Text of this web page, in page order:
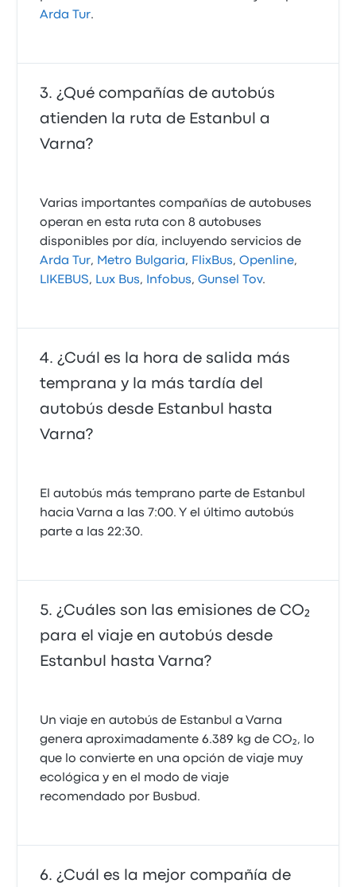
Arda Tur.
¿Qué compañías de autobús
atienden la ruta de Estanbul a
Varna?
Varias importantes compañías de autobuses
operan en esta ruta con 8 autobuses
disponibles por día, incluyendo servicios de
Arda Tur, Metro Bulgaria, FlixBus,Openline,
LIKEBUS, Lux Bus, Infobus,Gunsel Tov.
¿Cuál es la hora de salida más
temprana y la más tardía del
autobús desde Estanbul hasta
Varna?
El autobús más temprano parte de Estanbul
hacia Varna a las 7:00. Y el último autobús
parte a las 22:30.
¿Cuáles son las emisiones de CO₂
para el viaje en autobús desde
Estanbul hasta Varna?
Un viaje en autobús de Estanbul a Varna
genera aproximadamente 6.389 kg de CO₂, lo
que lo convierte en una opción de viaje muy
ecológica y en el modo de viaje
recomendado por Busbud.
¿Cuál es la mejor compañía de